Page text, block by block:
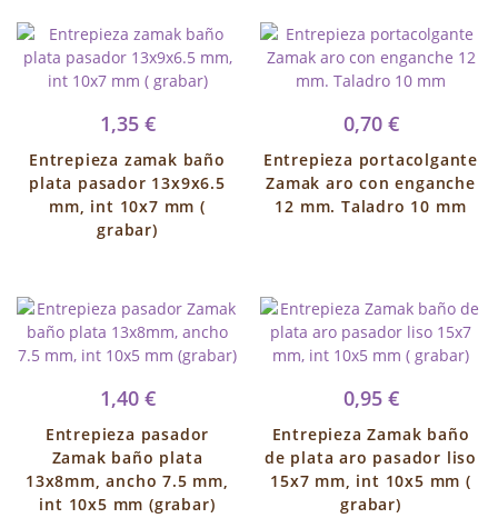
1,35 €
Entrepieza zamak baño
plata pasador 13x9x6.5
mm, int 10x7 mm (
grabar)
0,70 €
Entrepieza portacolgante
Zamak aro con enganche
12 mm. Taladro 10 mm
1,40 €
Entrepieza pasador
Zamak baño plata
13x8mm, ancho 7.5 mm,
int 10x5 mm (grabar)
0,95 €
Entrepieza Zamak baño
de plata aro pasador liso
15x7 mm, int 10x5 mm (
grabar)